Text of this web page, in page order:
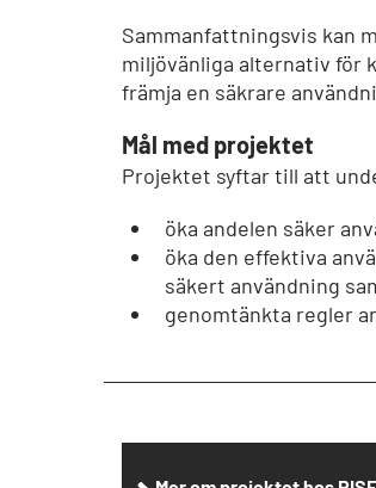
Sammanfattningsvis kan
miljövänliga alternativ för
främja en säkrare
Mål med projektet
Projektet syftar till att
öka andelen säker
öka den effektiva
säkert användning
genomtänkta regler